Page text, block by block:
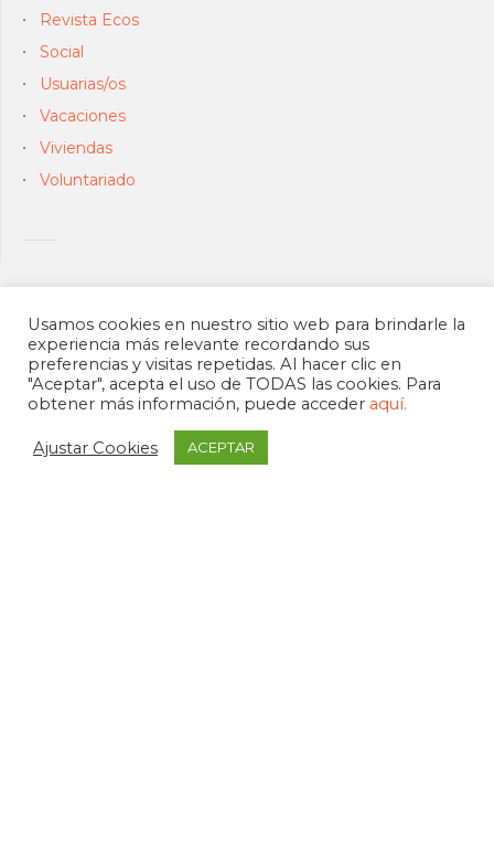
Revista Ecos
Social
Usuarias/os
Vacaciones
Viviendas
Voluntariado
Usamos cookies en nuestro sitio web para brindarle la
experiencia más relevante recordando sus
preferencias y visitas repetidas. Al hacer clic en
"Aceptar", acepta el uso de TODAS las cookies. Para
obtener más información, puede acceder aquí.
Ajustar Cookies ACEPTAR